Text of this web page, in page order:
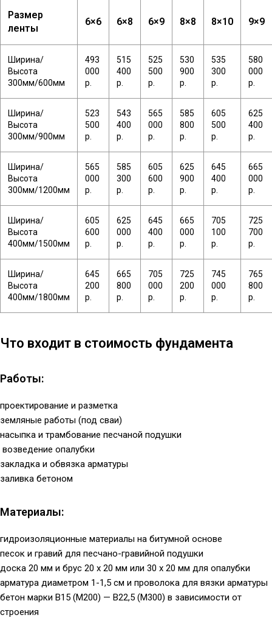
Размер
ленты
6×6 6×8 6×9 8×8 8×10 9×9
Ширина/
Высота
300мм/600мм
493
000
р.
515
400
р.
525
500
р.
530
900
р.
535
300
р.
580
000
р.
Ширина/
Высота
300мм/900мм
523
500
р.
543
400
р.
565
000
р.
585
800
р.
605
500
р.
625
400
р.
Ширина/
Высота
300мм/1200мм
565
000
р.
585
300
р.
605
600
р.
625
900
р.
645
400
р.
665
000
р.
Ширина/
Высота
400мм/1500мм
605
600
р.
625
000
р.
645
400
р.
665
000
р.
705
100
р.
725
700
р.
Ширина/
Высота
400мм/1800мм
645
200
р.
665
800
р.
705
000
р.
725
200
р.
745
000
р.
765
800
р.
Что входит в стоимость фундамента
Работы:
проектирование и разметка
земляные работы (под сваи)
насыпка и трамбование песчаной подушки
возведение опалубки
закладка и обвязка арматуры
заливка бетоном
Материалы:
гидроизоляционные материалы на битумной основе
песок и гравий для песчано-гравийной подушки
доска 20 мм и брус 20 х 20 мм или 30 х 20 мм для опалубки
арматура диаметром 1-1,5 см и проволока для вязки арматуры
бетон марки В15 (М200) — В22,5 (М300) в зависимости от
строения